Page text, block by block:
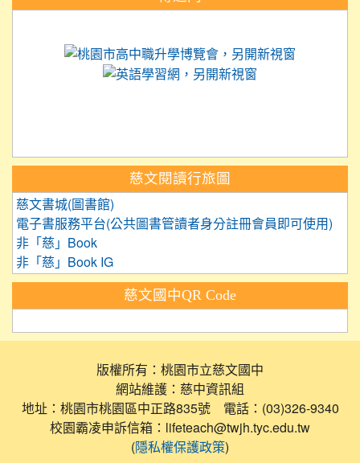
慈文閱讀行旅圖
慈文書城(圖書館)
電子書服務平台(公共圖書管讀者身分註冊會員即可使用)
非「慈」Book
非「慈」Book IG
慈文國中QR Code
版權所有：桃園市立慈文國中
網站維護：慈中資訊組
地址：桃園市桃園區中正路835號 電話：(03)326-9340
校園霸凌申訴信箱：lifeteach@twjh.tyc.edu.tw
(隱私權保護政策)